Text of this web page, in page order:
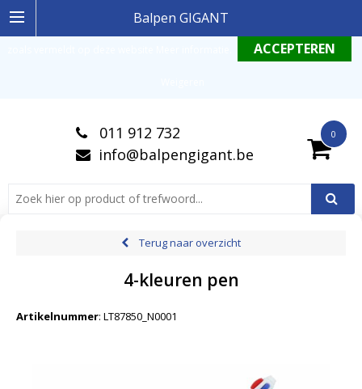
Balpen GIGANT
0
011 912 732
info@balpengigant.be
Terug naar overzicht
4-kleuren pen
Artikelnummer: LT87850_N0001
Ingelogde gebruiker stemt in met de geldende omgang productinformatie